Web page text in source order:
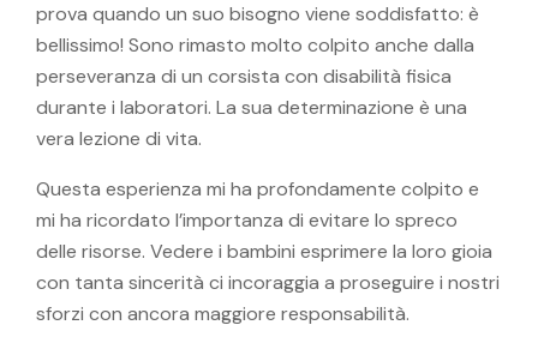
prova quando un suo bisogno viene soddisfatto: è
bellissimo! Sono rimasto molto colpito anche dalla
perseveranza di un corsista con disabilità fisica
durante i laboratori. La sua determinazione è una
vera lezione di vita.
Questa esperienza mi ha profondamente colpito e
mi ha ricordato l’importanza di evitare lo spreco
delle risorse. Vedere i bambini esprimere la loro gioia
con tanta sincerità ci incoraggia a proseguire i nostri
sforzi con ancora maggiore responsabilità.